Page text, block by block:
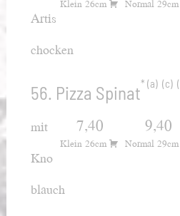
Klein 26cm Normal 29cm
Artis
chocken
56. Pizza Spinat a c
7,40
Klein 26cm
9,40
Normal 29cm
mit
Kno
blauch